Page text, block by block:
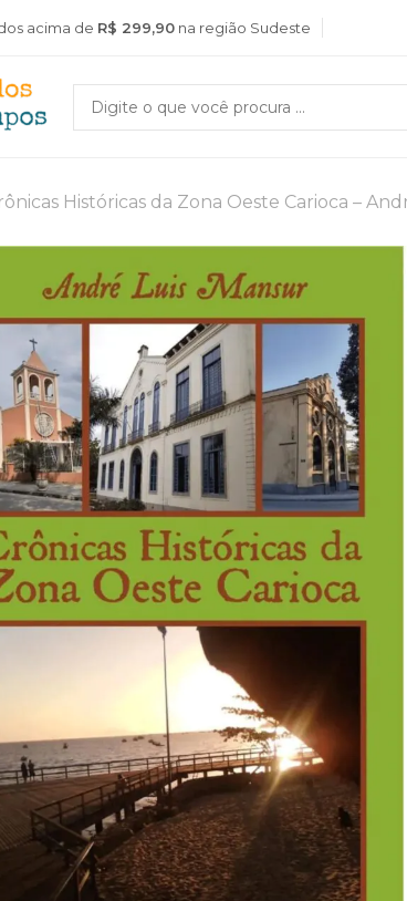
acima de R$ 299,90 na região Sudeste
Históricas da Zona Oeste Carioca –